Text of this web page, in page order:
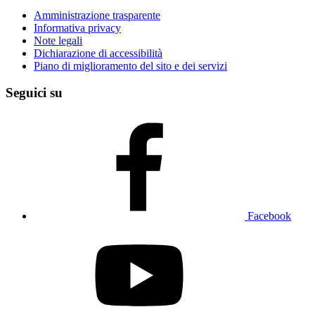
Amministrazione trasparente
Informativa privacy
Note legali
Dichiarazione di accessibilità
Piano di miglioramento del sito e dei servizi
Seguici su
Facebook